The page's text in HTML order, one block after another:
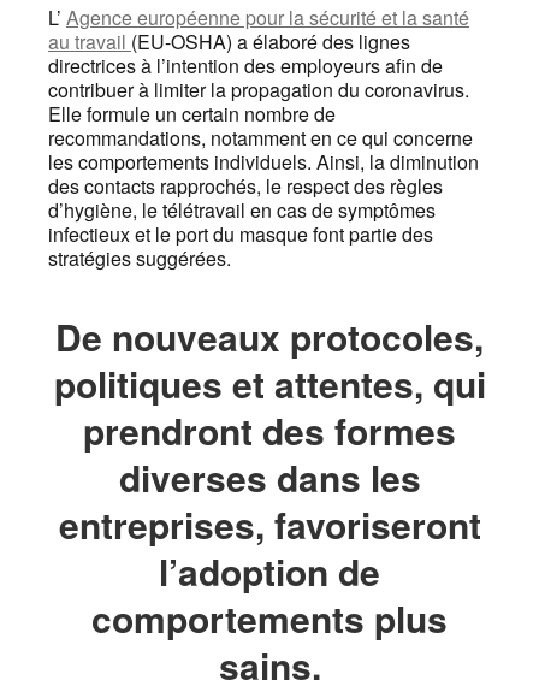
L’ Agence européenne pour la sécurité et la santé
au travail (EU-OSHA) a élaboré des lignes
directrices à l’intention des employeurs afin de
contribuer à limiter la propagation du coronavirus.
Elle formule un certain nombre de
recommandations, notamment en ce qui concerne
les comportements individuels. Ainsi, la diminution
des contacts rapprochés, le respect des règles
d’hygiène, le télétravail en cas de symptômes
infectieux et le port du masque font partie des
stratégies suggérées.
De nouveaux protocoles,
politiques et attentes, qui
prendront des formes
diverses dans les
entreprises, favoriseront
l’adoption de
comportements plus
sains.